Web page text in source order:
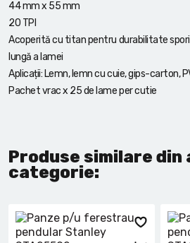
44 mm x 55 mm
20 TPI
Acoperită cu titan pentru durabilitate
lungă a lamei
Aplicații: Lemn, lemn cu cuie, gips-carton,
Pachet vrac x 25 de lame per cutie
Produse similare din
categorie: